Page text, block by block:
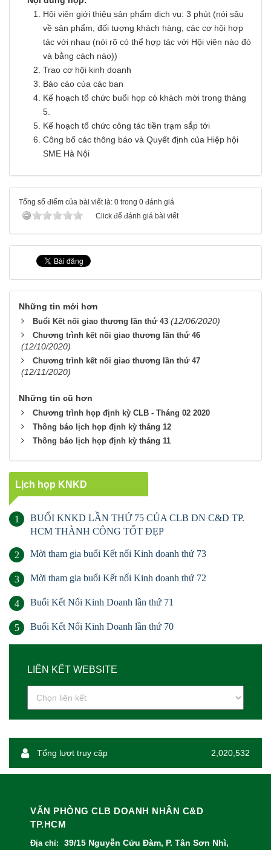
Hội viên giới thiệu sản phẩm dịch vụ: 3 phút (nói sâu
về sản phẩm, đối tượng khách hàng, các cơ hội hợp
tác với nhau (nói rõ có thể hợp tác với Hội viên nào đó
và bằng cách nào))
Trao cơ hội kinh doanh
Báo cáo của các ban
Kế hoạch tổ chức buổi họp có khách mời trong tháng
5.
Kế hoạch tổ chức công tác tiền trạm sắp tới
Công bố các thông báo và Quyết định của Hiệp hội
SME Hà Nội
Tổng số điểm của bài viết là: 0 trong 0 đánh giá
Click để đánh giá bài viết
Những tin mới hơn
Buổi Kết nối giao thương lần thứ 43 (12/06/2020)
Chương trình kết nối giao thương lần thứ 46
(12/10/2020)
Chương trình kết nối giao thương lần thứ 47
(12/11/2020)
Những tin cũ hơn
Chương trình họp định kỳ CLB - Tháng 02 2020
Thông báo lịch họp định kỳ tháng 12
Thông báo lịch họp định kỳ tháng 11
Lịch họp KNKD
1
BUỔI KNKD LẦN THỨ 75 CỦA CLB DN C&D TP.
HCM THÀNH CÔNG TỐT ĐẸP
2 Mời tham gia buổi Kết nối Kinh doanh thứ 73
3 Mời tham gia buổi Kết nối Kinh doanh thứ 72
4 Buổi Kết Nối Kinh Doanh lần thứ 71
5 Buổi Kết Nối Kinh Doanh lần thứ 70
LIÊN KẾT WEBSITE
Tổng lượt truy cập 2,020,532
VĂN PHÒNG CLB DOANH NHÂN C&D
TP.HCM
Địa chỉ:
39/15 Nguyễn Cửu Đàm, P. Tân Sơn Nhì,